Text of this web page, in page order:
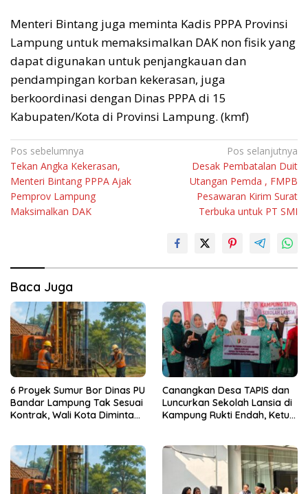
Menteri Bintang juga meminta Kadis PPPA Provinsi
Lampung untuk memaksimalkan DAK non fisik yang
dapat digunakan untuk penjangkauan dan
pendampingan korban kekerasan, juga
berkoordinasi dengan Dinas PPPA di 15
Kabupaten/Kota di Provinsi Lampung. (kmf)
Navigasi
pos
Pos sebelumnya
Tekan Angka Kekerasan,
Menteri Bintang PPPA Ajak
Pemprov Lampung
Maksimalkan DAK
Pos selanjutnya
Desak Pembatalan Duit
Utangan Pemda , FMPB
Pesawaran Kirim Surat
Terbuka untuk PT SMI
Baca Juga
6 Proyek Sumur Bor Dinas PU
Bandar Lampung Tak Sesuai
Kontrak, Wali Kota Diminta
Canangkan Desa TAPIS dan
Luncurkan Sekolah Lansia di
Kampung Rukti Endah, Ketua
dari Desa